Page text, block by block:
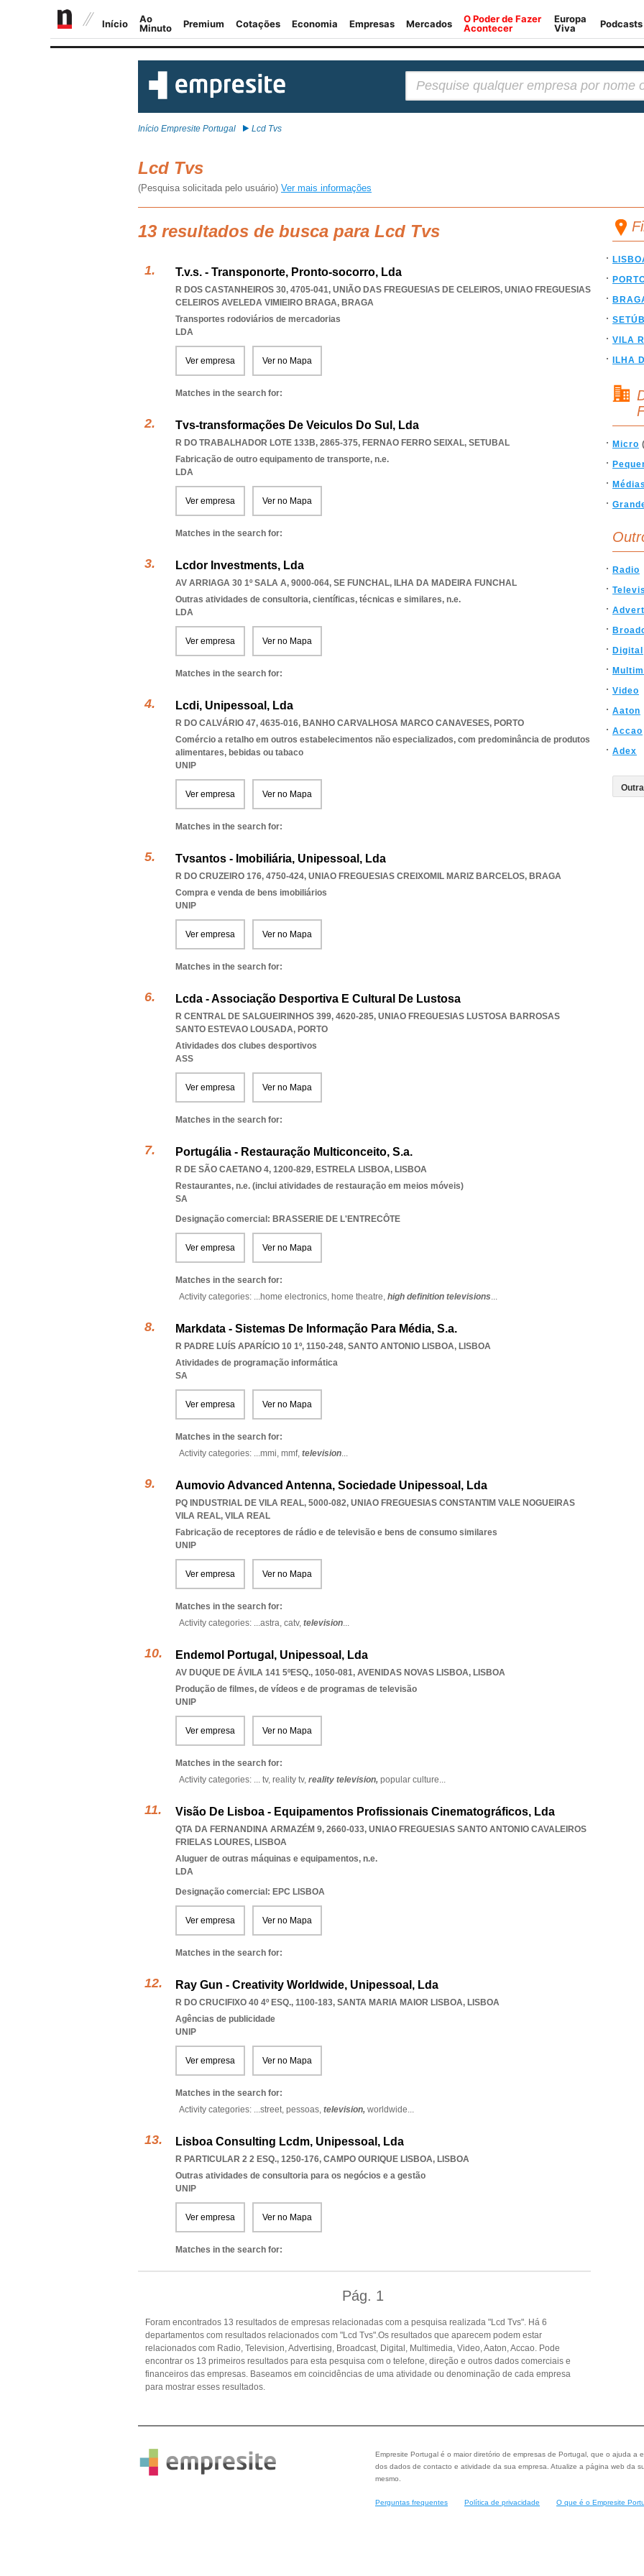
Início Empresite Portugal Lcd Tvs
Lcd Tvs
(Pesquisa solicitada pelo usuário) Ver mais informações
13 resultados de busca para Lcd Tvs
T.v.s. - Transponorte, Pronto-socorro, Lda
R DOS CASTANHEIROS 30, 4705-041, UNIÃO DAS FREGUESIAS DE CELEIROS, UNIAO FREGUESIAS
CELEIROS AVELEDA VIMIEIRO BRAGA, BRAGA
Transportes rodoviários de mercadorias
LDA
Ver empresa Ver no Mapa
Matches in the search for:
Tvs-transformações De Veiculos Do Sul, Lda
R DO TRABALHADOR LOTE 133B, 2865-375, FERNAO FERRO SEIXAL, SETUBAL
Fabricação de outro equipamento de transporte, n.e.
LDA
Ver empresa Ver no Mapa
Matches in the search for:
Lcdor Investments, Lda
AV ARRIAGA 30 1º SALA A, 9000-064, SE FUNCHAL, ILHA DA MADEIRA FUNCHAL
Outras atividades de consultoria, científicas, técnicas e similares, n.e.
LDA
Ver empresa Ver no Mapa
Matches in the search for:
Lcdi, Unipessoal, Lda
R DO CALVÁRIO 47, 4635-016, BANHO CARVALHOSA MARCO CANAVESES, PORTO
Comércio a retalho em outros estabelecimentos não especializados, com predominância de produtos
alimentares, bebidas ou tabaco
UNIP
Ver empresa Ver no Mapa
Matches in the search for:
Tvsantos - Imobiliária, Unipessoal, Lda
R DO CRUZEIRO 176, 4750-424, UNIAO FREGUESIAS CREIXOMIL MARIZ BARCELOS, BRAGA
Compra e venda de bens imobiliários
UNIP
Ver empresa Ver no Mapa
Matches in the search for:
Lcda - Associação Desportiva E Cultural De Lustosa
R CENTRAL DE SALGUEIRINHOS 399, 4620-285, UNIAO FREGUESIAS LUSTOSA BARROSAS
SANTO ESTEVAO LOUSADA, PORTO
Atividades dos clubes desportivos
ASS
Ver empresa Ver no Mapa
Matches in the search for:
Portugália - Restauração Multiconceito, S.a.
R DE SÃO CAETANO 4, 1200-829, ESTRELA LISBOA, LISBOA
Restaurantes, n.e. (inclui atividades de restauração em meios móveis)
SA
Designação comercial: BRASSERIE DE L'ENTRECÔTE
Ver empresa Ver no Mapa
Matches in the search for:
Activity categories: ...home electronics, home theatre, high definition televisions...
Markdata - Sistemas De Informação Para Média, S.a.
R PADRE LUÍS APARÍCIO 10 1º, 1150-248, SANTO ANTONIO LISBOA, LISBOA
Atividades de programação informática
SA
Ver empresa Ver no Mapa
Matches in the search for:
Activity categories: ...mmi, mmf, television...
Aumovio Advanced Antenna, Sociedade Unipessoal, Lda
PQ INDUSTRIAL DE VILA REAL, 5000-082, UNIAO FREGUESIAS CONSTANTIM VALE NOGUEIRAS
VILA REAL, VILA REAL
Fabricação de receptores de rádio e de televisão e bens de consumo similares
UNIP
Ver empresa Ver no Mapa
Matches in the search for:
Activity categories: ...astra, catv, television...
Endemol Portugal, Unipessoal, Lda
AV DUQUE DE ÁVILA 141 5ºESQ., 1050-081, AVENIDAS NOVAS LISBOA, LISBOA
Produção de filmes, de vídeos e de programas de televisão
UNIP
Ver empresa Ver no Mapa
Matches in the search for:
Activity categories: ... tv, reality tv, reality television, popular culture...
Visão De Lisboa - Equipamentos Profissionais Cinematográficos, Lda
QTA DA FERNANDINA ARMAZÉM 9, 2660-033, UNIAO FREGUESIAS SANTO ANTONIO CAVALEIROS
FRIELAS LOURES, LISBOA
Aluguer de outras máquinas e equipamentos, n.e.
LDA
Designação comercial: EPC LISBOA
Ver empresa Ver no Mapa
Matches in the search for:
Ray Gun - Creativity Worldwide, Unipessoal, Lda
R DO CRUCIFIXO 40 4º ESQ., 1100-183, SANTA MARIA MAIOR LISBOA, LISBOA
Agências de publicidade
UNIP
Ver empresa Ver no Mapa
Matches in the search for:
Activity categories: ...street, pessoas, television, worldwide...
Lisboa Consulting Lcdm, Unipessoal, Lda
R PARTICULAR 2 2 ESQ., 1250-176, CAMPO OURIQUE LISBOA, LISBOA
Outras atividades de consultoria para os negócios e a gestão
UNIP
Ver empresa Ver no Mapa
Matches in the search for:
Pág. 1
Foram encontrados 13 resultados de empresas relacionadas com a pesquisa realizada "Lcd Tvs". Há 6
departamentos com resultados relacionados com "Lcd Tvs".Os resultados que aparecem podem estar
relacionados com Radio, Television, Advertising, Broadcast, Digital, Multimedia, Video, Aaton, Accao. Pode
encontrar os 13 primeiros resultados para esta pesquisa com o telefone, direção e outros dados comerciais e
financeiros das empresas. Baseamos em coincidências de uma atividade ou denominação de cada empresa
para mostrar esses resultados.
VILA
ILHA
Micro
Radio
Digital
Video
Aaton
Accao
Adex
Empresite Portugal é o maior diretório de empresas de Portugal, que o ajuda a
dos dados de contacto e atividade da sua empresa. Atualize a página web da
mesmo.
Perguntas frequentes Política de privacidade O que é o Empresite